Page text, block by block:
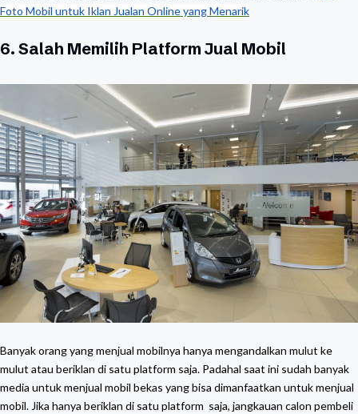
Foto Mobil untuk Iklan Jualan Online yang Menarik
6. Salah Memilih Platform Jual Mobil
Banyak orang yang menjual mobilnya hanya mengandalkan mulut ke
mulut atau beriklan di satu platform saja. Padahal saat ini sudah banyak
media untuk menjual mobil bekas yang bisa dimanfaatkan untuk menjual
mobil. Jika hanya beriklan di satu platform saja, jangkauan calon pembeli